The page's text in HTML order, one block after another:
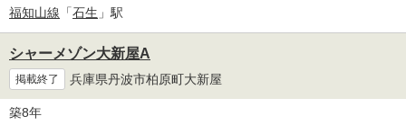
福知山線 「石生 」駅
シャーメゾン大新屋A
掲載終了 兵庫県丹波市柏原町大新屋
築8年